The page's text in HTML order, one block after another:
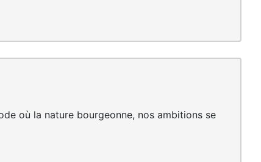
où la nature bourgeonne, nos ambitions se